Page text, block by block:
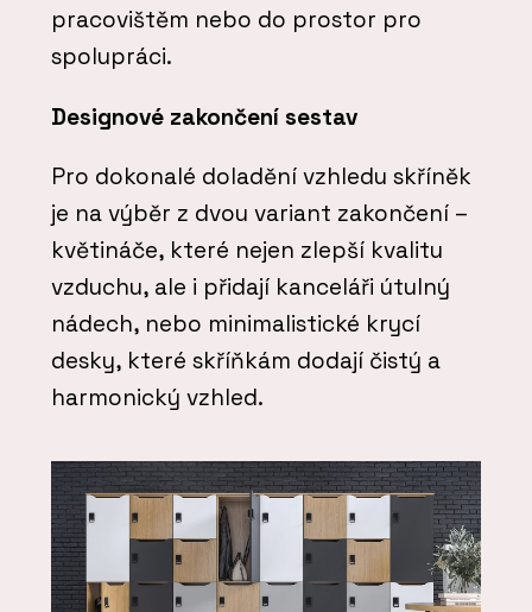
pracovištěm nebo do prostor pro
spolupráci.
Designové zakončení sestav
Pro dokonalé doladění vzhledu skříněk
je na výběr z dvou variant zakončení –
květináče, které nejen zlepší kvalitu
vzduchu, ale i přidají kanceláři útulný
nádech, nebo minimalistické krycí
desky, které skříňkám dodají čistý a
harmonický vzhled.